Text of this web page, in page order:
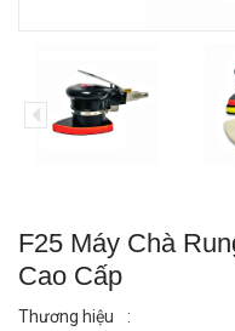
F25 Máy Chà
Cao Cấp
Thương hiệu :